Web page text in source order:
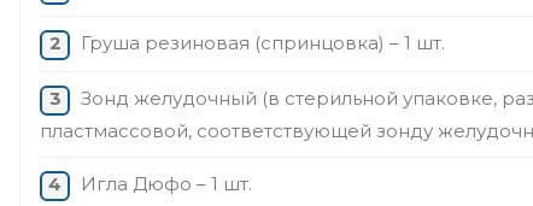
Груша резиновая (спринцовка) – 1 шт.
Зонд желудочный (в стерильной упаковке,
пластмассовой, соответствующей зонду
Игла Дюфо – 1 шт.